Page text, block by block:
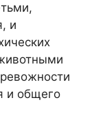
и
и общего